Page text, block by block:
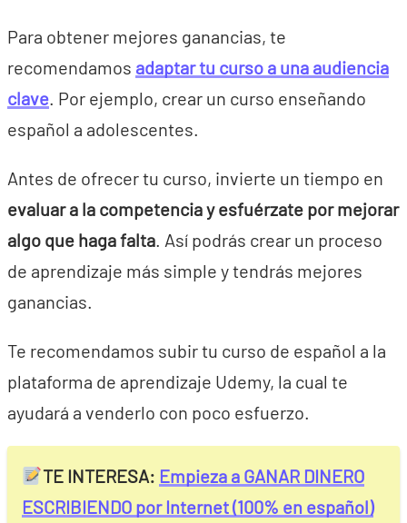
Para obtener mejores ganancias, te
recomendamos adaptar tu curso a una audiencia
clave. Por ejemplo, crear un curso enseñando
español a adolescentes.
Antes de ofrecer tu curso, invierte un tiempo en
evaluar a la competencia y esfuérzate por mejorar
algo que haga falta. Así podrás crear un proceso
de aprendizaje más simple y tendrás mejores
ganancias.
Te recomendamos subir tu curso de español a la
plataforma de aprendizaje Udemy, la cual te
ayudará a venderlo con poco esfuerzo.
TE INTERESA: Empieza a GANAR DINERO
ESCRIBIENDO por Internet (100% en español)